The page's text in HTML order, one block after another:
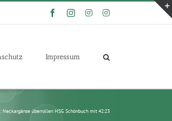
FacebookInstagramInstagramInstagram
Impressum
überrollen HSG Schönbuch mit 42:23